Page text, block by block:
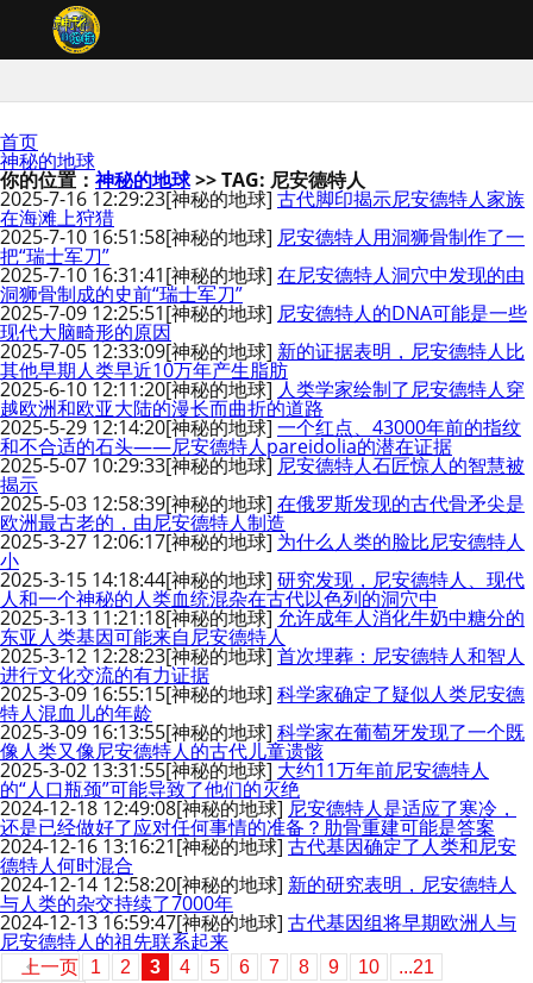
首页
神秘的地球
你的位置：神秘的地球>> TAG: 尼安德特人
2025-7-16 12:29:23[神秘的地球] 古代脚印揭示尼安德特人家族
在海滩上狩猎
2025-7-10 16:51:58[神秘的地球] 尼安德特人用洞狮骨制作了一
把“瑞士军刀”
2025-7-10 16:31:41[神秘的地球] 在尼安德特人洞穴中发现的由
洞狮骨制成的史前“瑞士军刀”
2025-7-09 12:25:51[神秘的地球] 尼安德特人的DNA可能是一些
现代大脑畸形的原因
2025-7-05 12:33:09[神秘的地球] 新的证据表明，尼安德特人比
其他早期人类早近10万年产生脂肪
2025-6-10 12:11:20[神秘的地球]人类学家绘制了尼安德特人穿
越欧洲和欧亚大陆的漫长而曲折的道路
2025-5-29 12:14:20[神秘的地球] 一个红点、43000年前的指纹
和不合适的石头——尼安德特人pareidolia的潜在证据
2025-5-07 10:29:33[神秘的地球] 尼安德特人石匠惊人的智慧被
揭示
2025-5-03 12:58:39[神秘的地球] 在俄罗斯发现的古代骨矛尖是
欧洲最古老的，由尼安德特人制造
2025-3-27 12:06:17[神秘的地球] 为什么人类的脸比尼安德特人
小
2025-3-15 14:18:44[神秘的地球] 研究发现，尼安德特人、现代
人和一个神秘的人类血统混杂在古代以色列的洞穴中
2025-3-13 11:21:18[神秘的地球] 允许成年人消化牛奶中糖分的
东亚人类基因可能来自尼安德特人
2025-3-12 12:28:23[神秘的地球] 首次埋葬：尼安德特人和智人
进行文化交流的有力证据
2025-3-09 16:55:15[神秘的地球] 科学家确定了疑似人类尼安德
特人混血儿的年龄
2025-3-09 16:13:55[神秘的地球] 科学家在葡萄牙发现了一个既
像人类又像尼安德特人的古代儿童遗骸
2025-3-02 13:31:55[神秘的地球] 大约11万年前尼安德特人
的“人口瓶颈”可能导致了他们的灭绝
2024-12-18 12:49:08[神秘的地球] 尼安德特人是适应了寒冷，
还是已经做好了应对任何事情的准备？肋骨重建可能是答案
2024-12-16 13:16:21[神秘的地球] 古代基因确定了人类和尼安
德特人何时混合
2024-12-14 12:58:20[神秘的地球] 新的研究表明，尼安德特人
与人类的杂交持续了7000年
2024-12-13 16:59:47[神秘的地球] 古代基因组将早期欧洲人与
尼安德特人的祖先联系起来
上一页 1 2 3 4 5 6 7 8 9 10
...21